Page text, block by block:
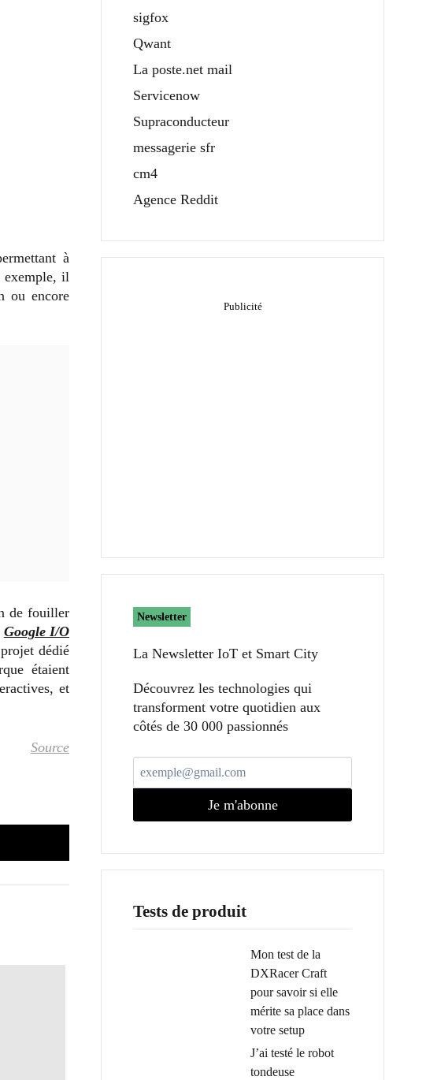
à
exemple, il
ou encore
de fouiller
Google I/O
dédié
étaient
et
Source
sigfox
Qwant
La poste.net mail
Servicenow
Supraconducteur
messagerie sfr
cm4
Agence Reddit
Newsletter
La Newsletter IoT et Smart City​
Découvrez les technologies qui
transforment votre quotidien aux
côtés de 30 000 passionnés
Je m'abonne
Tests de produit
Mon test de la
DXRacer Craft
pour savoir si elle
mérite sa place dans
votre setup
J’ai testé le robot
tondeuse